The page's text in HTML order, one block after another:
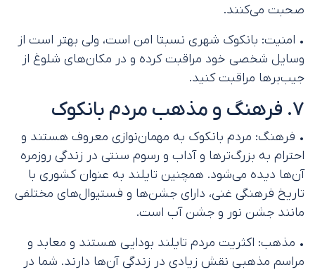
صحبت می‌کنند.
• امنیت: بانکوک شهری نسبتا امن است، ولی بهتر است از
وسایل شخصی خود مراقبت کرده و در مکان‌های شلوغ از
جیب‌برها مراقبت کنید.
7. فرهنگ و مذهب مردم بانکوک
• فرهنگ: مردم بانکوک به مهمان‌نوازی معروف هستند و
احترام به بزرگ‌ترها و آداب و رسوم سنتی در زندگی روزمره
آن‌ها دیده می‌شود. همچنین تایلند به عنوان کشوری با
تاریخ فرهنگی غنی، دارای جشن‌ها و فستیوال‌های مختلفی
مانند جشن نور و جشن آب است.
• مذهب: اکثریت مردم تایلند بودایی هستند و معابد و
مراسم مذهبی نقش زیادی در زندگی آن‌ها دارند. شما در